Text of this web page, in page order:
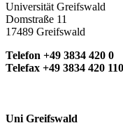
Universität Greifswald
Domstraße 11
17489 Greifswald
Telefon +49 3834 420 0
Telefax +49 3834 420
Uni Greifswald